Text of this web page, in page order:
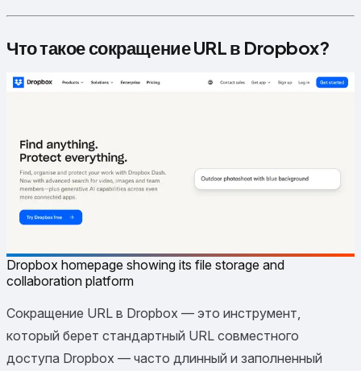
Что такое сокращение URL в Dropbox?
Dropbox homepage showing its file storage and
collaboration platform
Сокращение URL в Dropbox — это инструмент,
который берет стандартный URL совместного
доступа Dropbox — часто длинный и заполненный